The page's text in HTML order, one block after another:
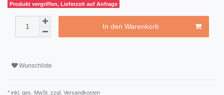
Produkt vergriffen, Lieferzeit auf Anfrage
In den Warenkorb
Wunschliste
* inkl. ges. MwSt. zzgl. Versandkosten